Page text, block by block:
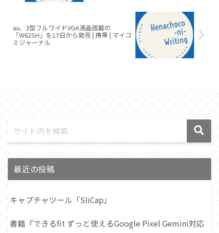
au、3型フルワイドVGA液晶搭載の
「W62SH」を17日から発売 | 携帯 | マイコ
ミジャーナル
最近の投稿
キャプチャツール「SliCap」
書籍『できるfit ずっと使えるGoogle Pixel Gemini対応